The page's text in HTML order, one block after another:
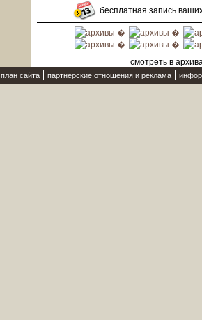
бесплатная запись
смотреть в
план сайта партнерские отношения и реклама